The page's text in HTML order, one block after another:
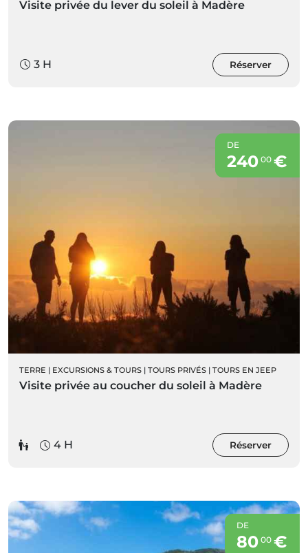
Visite privée du lever du soleil à Madère
3 H Réserver
DE
240 00€
TERRE | EXCURSIONS & TOURS | TOURS PRIVÉS | TOURS EN JEEP
Visite privée au coucher du soleil à Madère
4 H Réserver
DE
80 00€